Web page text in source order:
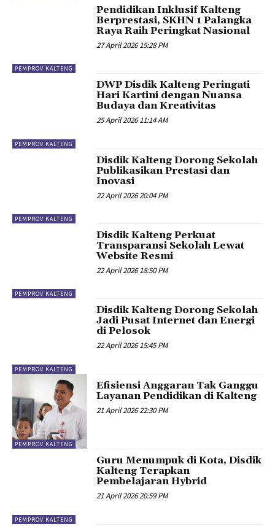
PEMPROV KALTENG
Pendidikan Inklusif Kalteng
Berprestasi, SKHN 1 Palangka
Raya Raih Peringkat Nasional
27 April 2026 15:28 PM
PEMPROV KALTENG
DWP Disdik Kalteng Peringati
Hari Kartini dengan Nuansa
Budaya dan Kreativitas
25 April 2026 11:14 AM
PEMPROV KALTENG
Disdik Kalteng Dorong Sekolah
Publikasikan Prestasi dan
Inovasi
22 April 2026 20:04 PM
PEMPROV KALTENG
Disdik Kalteng Perkuat
Transparansi Sekolah Lewat
Website Resmi
22 April 2026 18:50 PM
PEMPROV KALTENG
Disdik Kalteng Dorong Sekolah
Jadi Pusat Internet dan Energi
di Pelosok
22 April 2026 15:45 PM
PEMPROV KALTENG
Efisiensi Anggaran Tak Ganggu
Layanan Pendidikan di Kalteng
21 April 2026 22:30 PM
PEMPROV KALTENG
Guru Menumpuk di Kota, Disdik
Kalteng Terapkan
Pembelajaran Hybrid
21 April 2026 20:59 PM